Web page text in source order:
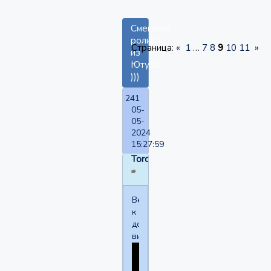
Смешные
ролики
из
Ютуба
)))
Страница: « 1 … 7 8 9 10 11 »
241
05-
05-
2024
15:27:59
Torquemada
Вернёмся
к
добрым
видео.